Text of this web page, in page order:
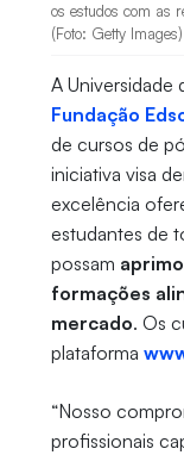
os estudos com as
(Foto: Getty Images)
A Universidade
Fundação
de cursos de
iniciativa visa
excelência
estudantes de
possam
formações
mercado. Os
plataforma
“Nosso
profissionais